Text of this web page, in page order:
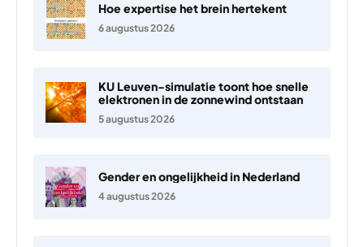
Hoe expertise het brein hertekent
6 augustus 2026
KU Leuven-simulatie toont hoe snelle
elektronen in de zonnewind ontstaan
5 augustus 2026
Gender en ongelijkheid in Nederland
4 augustus 2026